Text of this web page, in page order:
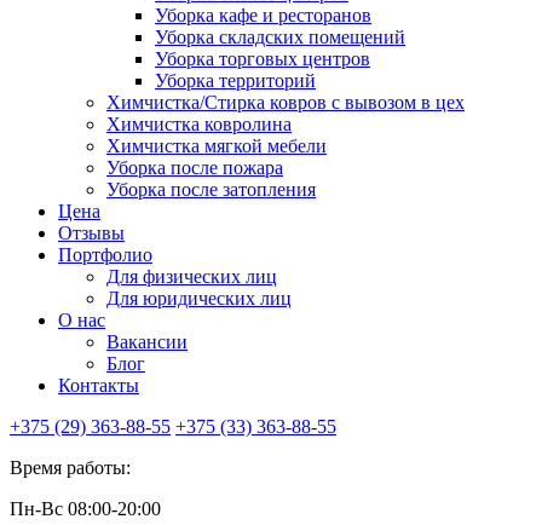
Уборка кафе и ресторанов
Уборка складских помещений
Уборка торговых центров
Уборка территорий
Химчистка/Стирка ковров с вывозом в цех
Химчистка ковролина
Химчистка мягкой мебели
Уборка после пожара
Уборка после затопления
Цена
Отзывы
Портфолио
Для физических лиц
Для юридических лиц
О нас
Вакансии
Блог
Контакты
+375 (29) 363-88-55 +375 (33) 363-88-55
Время работы:
Пн-Вс 08:00-20:00